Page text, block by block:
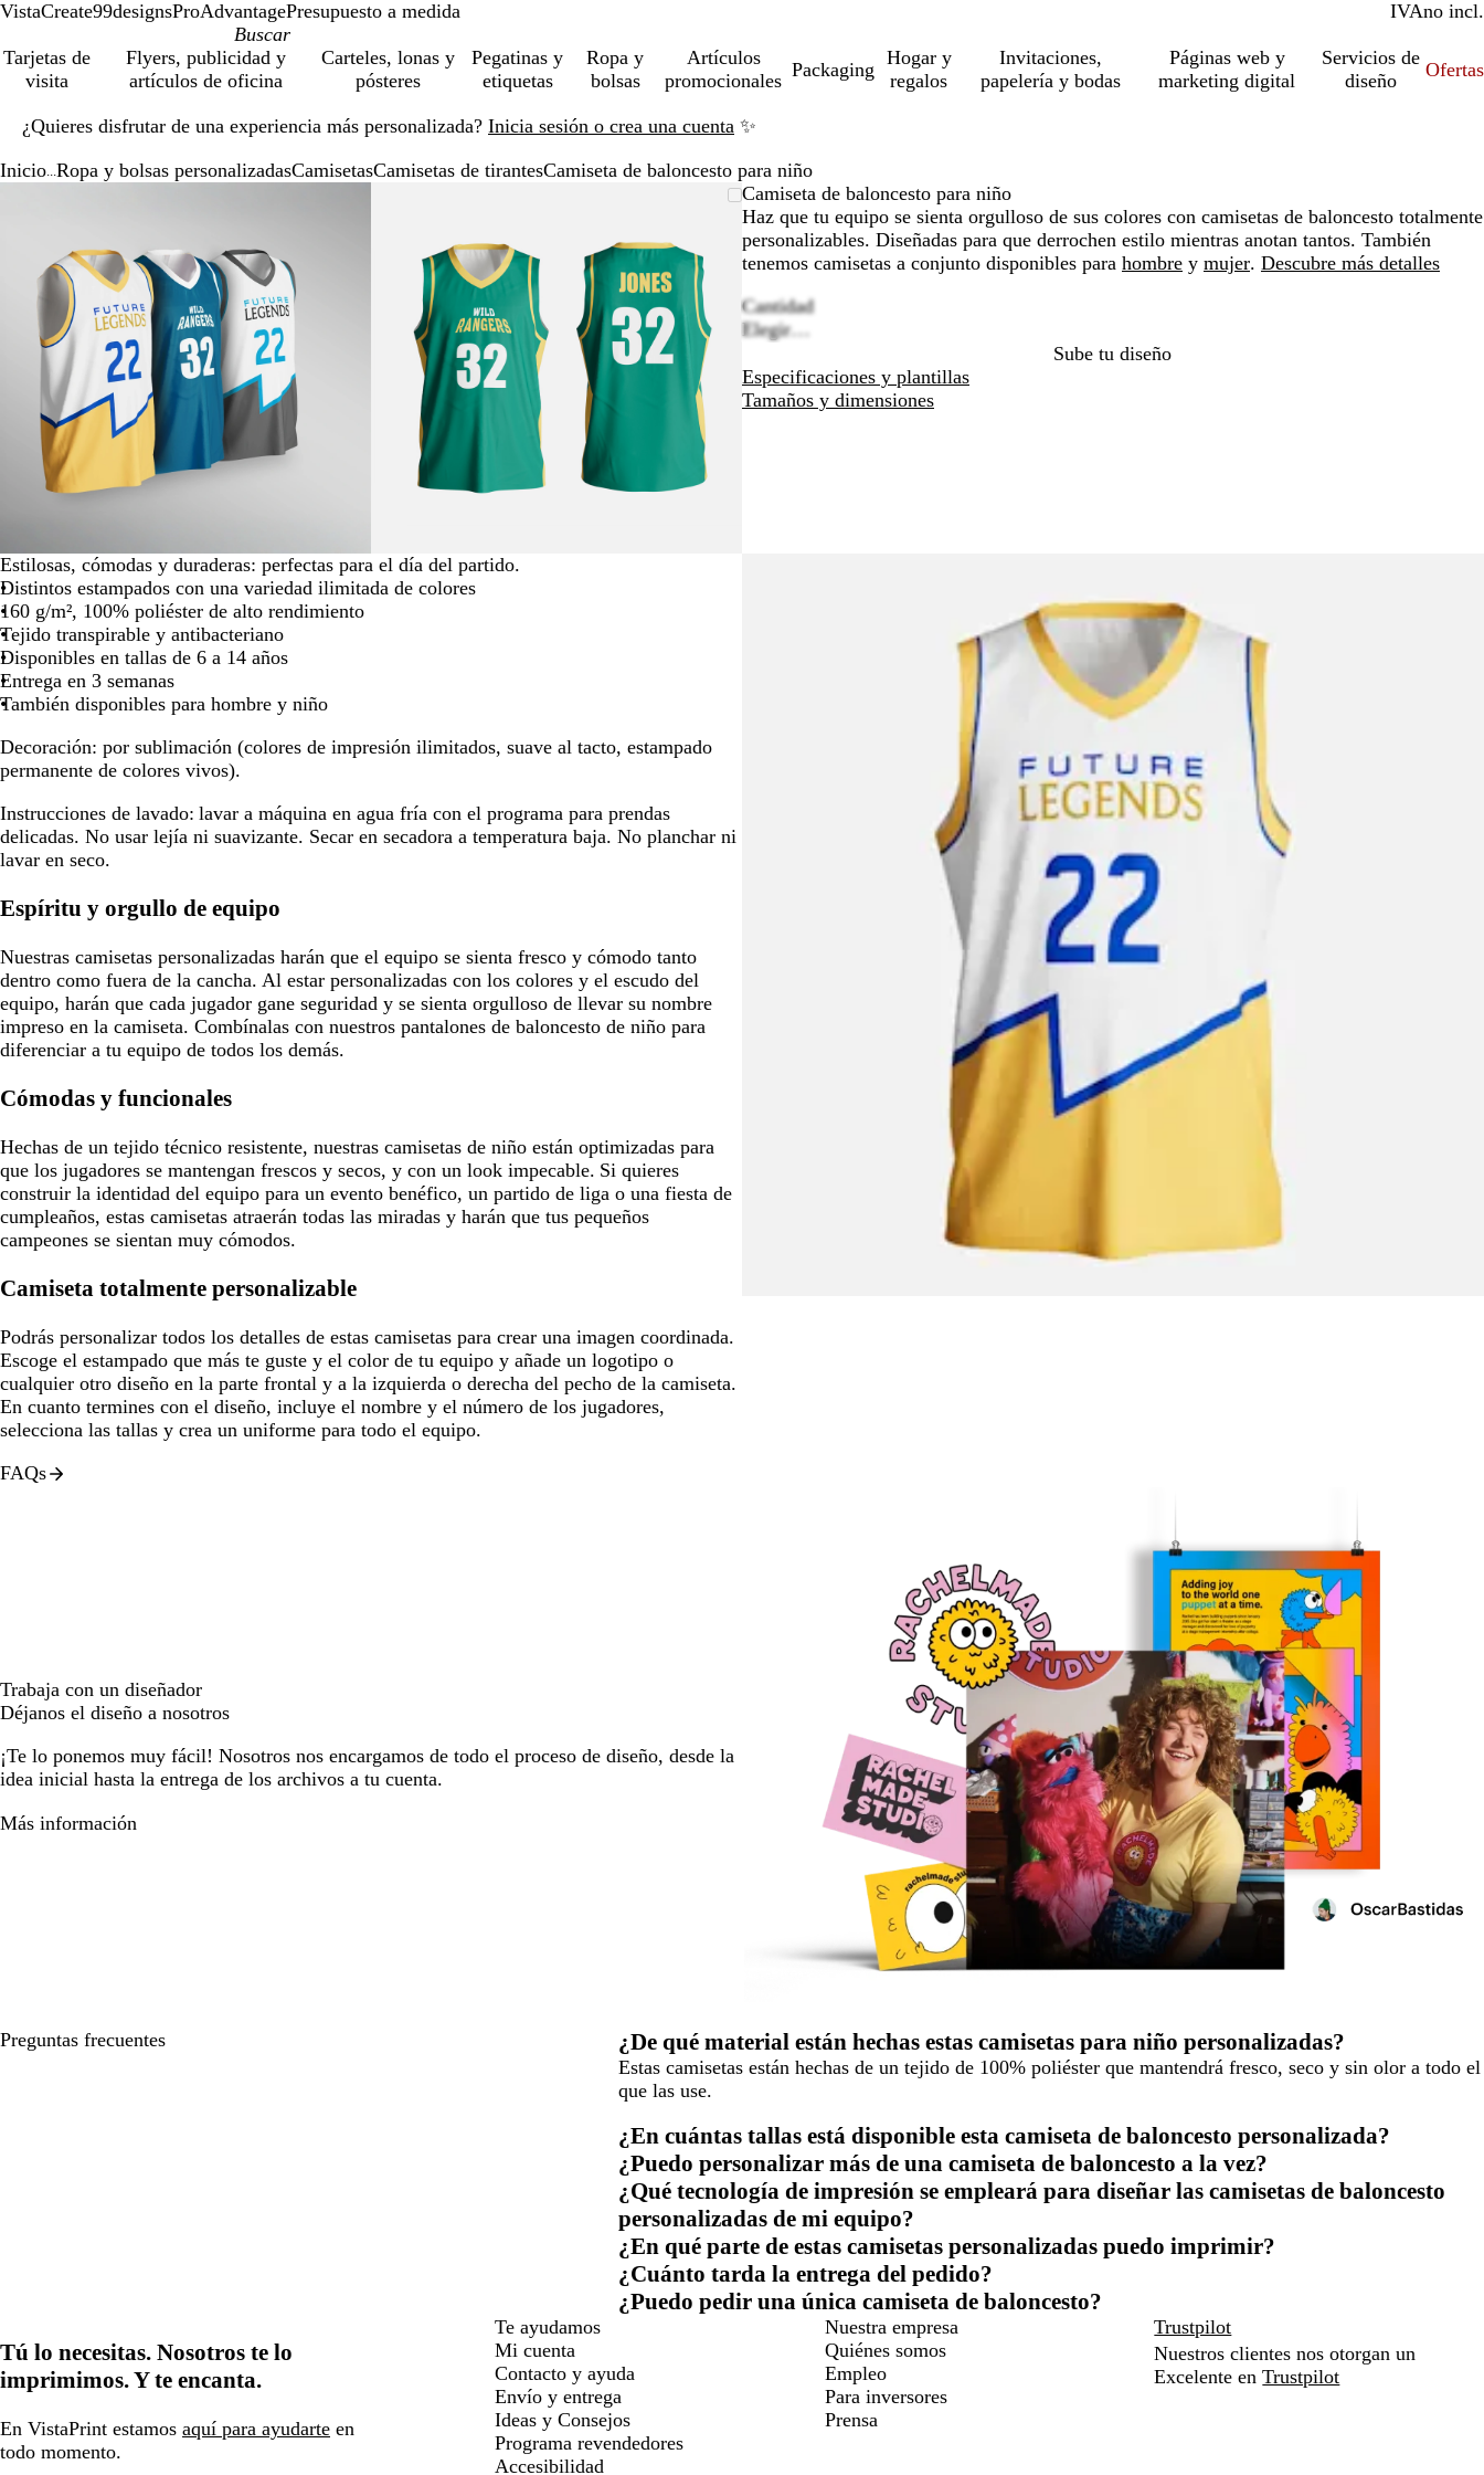
VistaCreate99designsProAdvantagePresupuesto a medida IVAincl.
no incl.
Tarjetas de
visita
Flyers, publicidad y
artículos de oficina
Carteles, lonas y
pósteres
Pegatinas y
etiquetas
Ropa y
bolsas
Artículos
promocionales
Packaging
Hogar y
regalos
Invitaciones,
papelería y bodas
Páginas web y
marketing digital
Servicios de
diseño
Ofertas
¿Quieres disfrutar de una experiencia más personalizada? Inicia sesión o crea una cuenta ✨
1
Inicio Ropa y bolsas personalizadasCamisetasCamisetas de tirantesCamiseta de baloncesto para niño
expandir
de
más
y
menos
para
ampliar
alejar
las
por
la
imagen
mínimo
expandir
más
menos
para
ampliar
alejar
flechas
Camiseta de baloncesto para niño
Haz que tu equipo se sienta orgulloso de sus colores con camisetas de baloncesto totalmente
personalizables. Diseñadas para que derrochen estilo mientras anotan tantos. También
tenemos camisetas a conjunto disponibles para hombre y mujer. Descubre más detalles
options
Cantidad
Elegir…
Sube tu diseño
Especificaciones y plantillas
Tamaños y dimensiones
Estilosas, cómodas y duraderas: perfectas para el día del partido.
Distintos estampados con una variedad ilimitada de colores
160 g/m², 100% poliéster de alto rendimiento
Tejido transpirable y antibacteriano
Disponibles en tallas de 6 a 14 años
Entrega en 3 semanas
También disponibles para hombre y niño
Decoración: por sublimación (colores de impresión ilimitados, suave al tacto, estampado
permanente de colores vivos).
Instrucciones de lavado: lavar a máquina en agua fría con el programa para prendas
delicadas. No usar lejía ni suavizante. Secar en secadora a temperatura baja. No planchar ni
lavar en seco.
Espíritu y orgullo de equipo
Nuestras camisetas personalizadas harán que el equipo se sienta fresco y cómodo tanto
dentro como fuera de la cancha. Al estar personalizadas con los colores y el escudo del
equipo, harán que cada jugador gane seguridad y se sienta orgulloso de llevar su nombre
impreso en la camiseta. Combínalas con nuestros pantalones de baloncesto de niño para
diferenciar a tu equipo de todos los demás.
Cómodas y funcionales
Hechas de un tejido técnico resistente, nuestras camisetas de niño están optimizadas para
que los jugadores se mantengan frescos y secos, y con un look impecable. Si quieres
construir la identidad del equipo para un evento benéfico, un partido de liga o una fiesta de
cumpleaños, estas camisetas atraerán todas las miradas y harán que tus pequeños
campeones se sientan muy cómodos.
Camiseta totalmente personalizable
Podrás personalizar todos los detalles de estas camisetas para crear una imagen coordinada.
Escoge el estampado que más te guste y el color de tu equipo y añade un logotipo o
cualquier otro diseño en la parte frontal y a la izquierda o derecha del pecho de la camiseta.
En cuanto termines con el diseño, incluye el nombre y el número de los jugadores,
selecciona las tallas y crea un uniforme para todo el equipo.
FAQs
Trabaja con un diseñador
Déjanos el diseño a nosotros
¡Te lo ponemos muy fácil! Nosotros nos encargamos de todo el proceso de diseño, desde la
idea inicial hasta la entrega de los archivos a tu cuenta.
Más información
Preguntas frecuentes ¿De qué material están hechas estas camisetas para niño personalizadas?
Estas camisetas están hechas de un tejido de 100% poliéster que mantendrá fresco, seco y sin olor a todo el
que las use.
¿En cuántas tallas está disponible esta camiseta de baloncesto personalizada?
¿Puedo personalizar más de una camiseta de baloncesto a la vez?
¿Qué tecnología de impresión se empleará para diseñar las camisetas de baloncesto
personalizadas de mi equipo?
¿En qué parte de estas camisetas personalizadas puedo imprimir?
¿Cuánto tarda la entrega del pedido?
¿Puedo pedir una única camiseta de baloncesto?
Tú lo necesitas. Nosotros te lo
imprimimos. Y te encanta.
En VistaPrint estamos aquí para ayudarte en
todo momento.
Te ayudamos
Mi cuenta
Contacto y ayuda
Envío y entrega
Ideas y Consejos
Programa revendedores
Accesibilidad
Nuestra empresa
Quiénes somos
Empleo
Para inversores
Prensa
Trustpilot
Nuestros clientes nos otorgan un
Excelente enTrustpilot